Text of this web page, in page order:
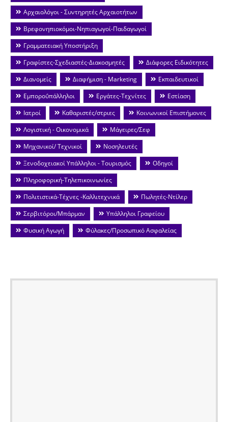
Αρχαιολόγοι - Συντηρητές Αρχαιοτήτων
Βρεφονηπιοκόμοι-Νηπιαγωγοί-Παιδαγωγοί
Γραμματειακή Υποστήριξη
Γραφίστες-Σχεδιαστές-Διακοσμητές
Διάφορες Ειδικότητες
Διανομείς
Διαφήμιση - Marketing
Εκπαιδευτικοί
Εμποροΰπάλληλοι
Εργάτες-Τεχνίτες
Εστίαση
Ιατροί
Καθαριστές/στριες
Κοινωνικοί Επιστήμονες
Λογιστική - Οικονομικά
Μάγειρες/Σεφ
Μηχανικοί/ Τεχνικοί
Νοσηλευτές
Ξενοδοχειακοί Υπάλληλοι - Τουρισμός
Οδηγοί
Πληροφορική-Τηλεπικοινωνίες
Πολιτιστικά-Τέχνες -Καλλιτεχνικά
Πωλητές-Ντίλερ
Σερβιτόροι/Μπάρμαν
Υπάλληλοι Γραφείου
Φυσική Αγωγή
Φύλακες/Προσωπικό Ασφαλείας